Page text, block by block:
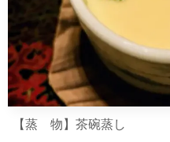
【蒸 物】茶碗蒸し